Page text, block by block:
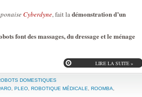
Cyberdyne, fait ladémonstration d’un
font des massages, du dressage et le ménage
LIRE LA SUITE »
DOMESTIQUES
PLEO ROBOTIQUE MÉDICALE ROOMBA